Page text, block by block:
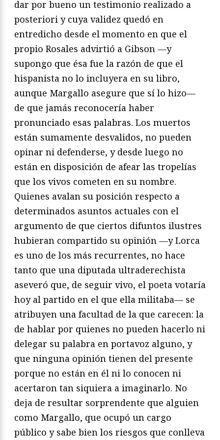
dar por bueno un testimonio realizado a
posteriori y cuya validez quedó en
entredicho desde el momento en que el
propio Rosales advirtió a Gibson —y
supongo que ésa fue la razón de que el
hispanista no lo incluyera en su libro,
aunque Margallo asegure que sí lo hizo—
de que jamás reconocería haber
pronunciado esas palabras. Los muertos
están sumamente desvalidos, no pueden
opinar ni defenderse, y desde luego no
están en disposición de afear las tropelías
que los vivos cometen en su nombre.
Quienes avalan su posición respecto a
determinados asuntos actuales con el
argumento de que ciertos difuntos ilustres
hubieran compartido su opinión —y Lorca
es uno de los más recurrentes, no hace
tanto que una diputada ultraderechista
aseveró que, de seguir vivo, el poeta votaría
hoy al partido en el que ella militaba— se
atribuyen una facultad de la que carecen: la
de hablar por quienes no pueden hacerlo ni
delegar su palabra en portavoz alguno, y
que ninguna opinión tienen del presente
porque no están en él ni lo conocen ni
acertaron tan siquiera a imaginarlo. No
deja de resultar sorprendente que alguien
como Margallo, que ocupó un cargo
público y sabe bien los riesgos que conlleva